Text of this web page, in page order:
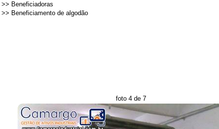
>> Beneficiadoras
>> Beneficiamento de algodão
foto 4 de 7